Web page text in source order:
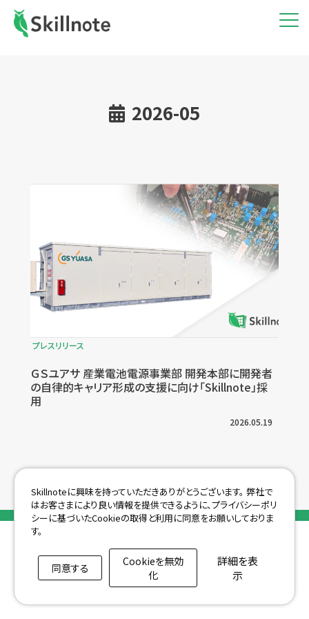
Skillnoteに興味を持っていただきありがとうございます。 弊社で
はお客さまにより良い情報を提供できるように、プライバシーポリ
シーに基づいたCookieの取得と利用に同意をお願いしておりま
す。
同意する
Cookieを無効
化
詳細を表
示
2026-05
プレスリリース
ＧＳユアサ 産業電池電源事業部 開発本部に開発者
の自律的キャリア形成の支援に向け「Skillnote」採
用
2026.05.19